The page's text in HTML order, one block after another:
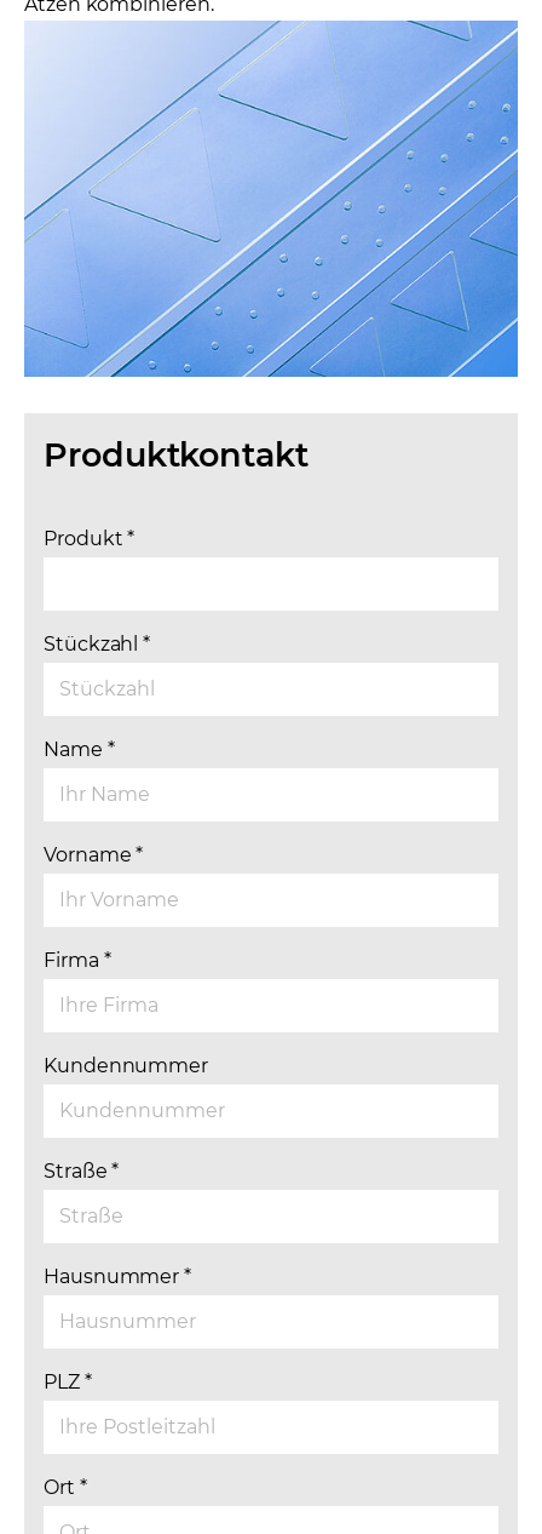
Produktkontakt
Produkt*
Stückzahl*
Name *
Vorname*
Firma *
Kundennummer
Straße*
Hausnummer*
PLZ *
Ort *